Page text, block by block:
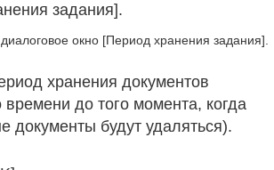
задания].
окно [Период хранения задания].
хранения документов
времени до того момента, когда
документы будут удаляться).